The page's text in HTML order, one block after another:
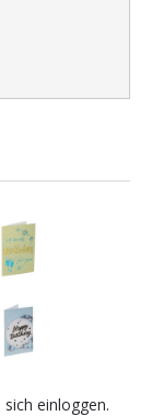
einloggen.